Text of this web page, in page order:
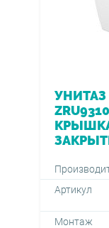
УНИТАЗ
Артикул
Монтаж